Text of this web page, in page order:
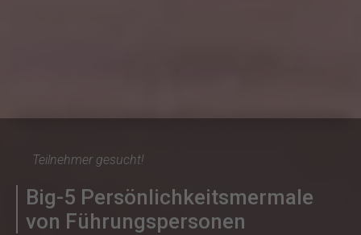
Teilnehmer gesucht!
Big-5 Persönlichkeitsmermale
von Führungspersonen